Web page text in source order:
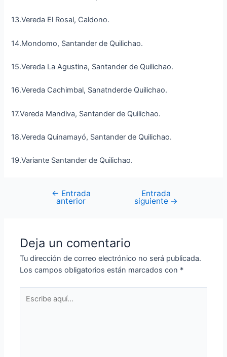
13.Vereda El Rosal, Caldono.
14.Mondomo, Santander de Quilichao.
15.Vereda La Agustina, Santander de Quilichao.
16.Vereda Cachimbal, Sanatnderde Quilichao.
17.Vereda Mandiva, Santander de Quilichao.
18.Vereda Quinamayó, Santander de Quilichao.
19.Variante Santander de Quilichao.
← Entrada
anterior
Entrada
siguiente →
Deja un comentario
Tu dirección de correo electrónico no será publicada.
Los campos obligatorios están marcados con *